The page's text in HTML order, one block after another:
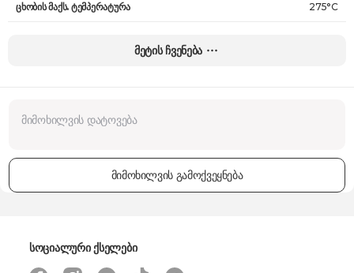
ცხობის მაქს. ტემპერატურა 275°C
საათი
მეტის ჩვენება
მიმოხილვის გამოქვეყნება
სოციალური ქსელები